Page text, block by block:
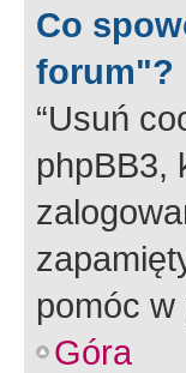
Co
forum"?
“Usuń
phpBB3,
pomóc
Góra